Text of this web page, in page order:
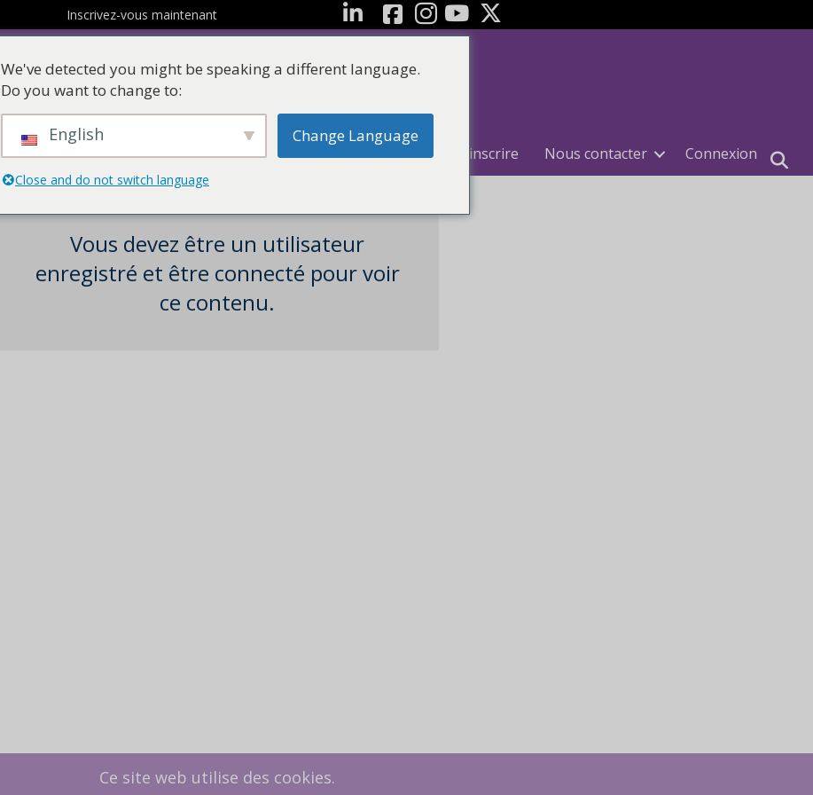
Inscrivez-vous maintenant LinkedInFacebook Youtube
Les ressources Suites d'apprentissage S'inscrire Nous contacter Connexion
Vous devez être un utilisateur
enregistré et être connecté pour voir
ce contenu.
We've detected you might be speaking a different language.
Do you want to change to:
English Change Language
Close and do not switch language
Ce site web utilise des cookies.